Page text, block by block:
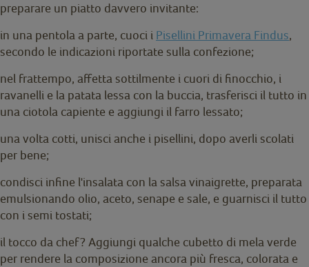
preparare un piatto davvero invitante:
in una pentola a parte, cuoci i Pisellini Primavera Findus,
secondo le indicazioni riportate sulla confezione;
nel frattempo, affetta sottilmente i cuori di finocchio, i
ravanelli e la patata lessa con la buccia, trasferisci il tutto in
una ciotola capiente e aggiungi il farro lessato;
una volta cotti, unisci anche i pisellini, dopo averli scolati
per bene;
condisci infine l'insalata con la salsa vinaigrette, preparata
emulsionando olio, aceto, senape e sale, e guarnisci il tutto
con i semi tostati;
il tocco da chef? Aggiungi qualche cubetto di mela verde
per rendere la composizione ancora più fresca, colorata e